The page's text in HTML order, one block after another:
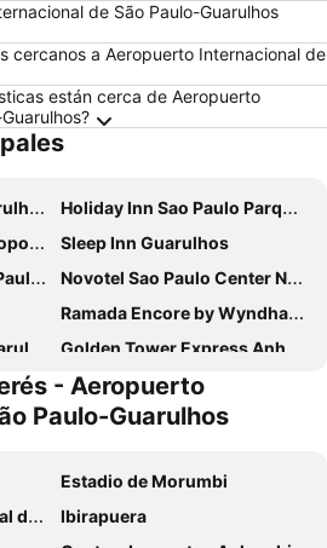
de São Paulo-Guarulhos
cercanos a Aeropuerto Internacional de
están cerca de Aeropuerto
Holiday Inn Sao Paulo Parque Anhembi By Ihg
Sleep Inn Guarulhos
Novotel Sao Paulo Center Norte
Ramada Encore by Wyndham Sao Paulo Tiradentes
Golden Tower Express Anhembi by Fênix Hotéis
Pullman São Paulo Guarulhos Airport
Floresta Hotel
Total Hotel
Hotel Panamby Guarulhos
- Aeropuerto
Paulo-Guarulhos
Estadio de Morumbi
Ibirapuera